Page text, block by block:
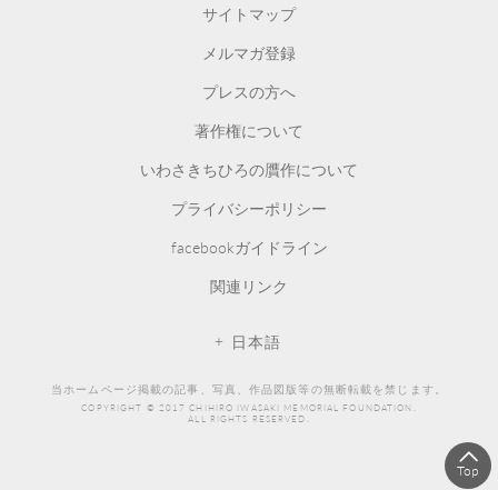
Top
サイトマップ
メルマガ登録
プレスの方へ
著作権について
いわさきちひろの贋作について
プライバシーポリシー
facebookガイドライン
関連リンク
日本語
当ホームページ掲載の記事、写真、作品図版等の無断転載を禁じます。
COPYRIGHT © 2017 CHIHIRO IWASAKI MEMORIAL FOUNDATION.
ALL RIGHTS RESERVED.